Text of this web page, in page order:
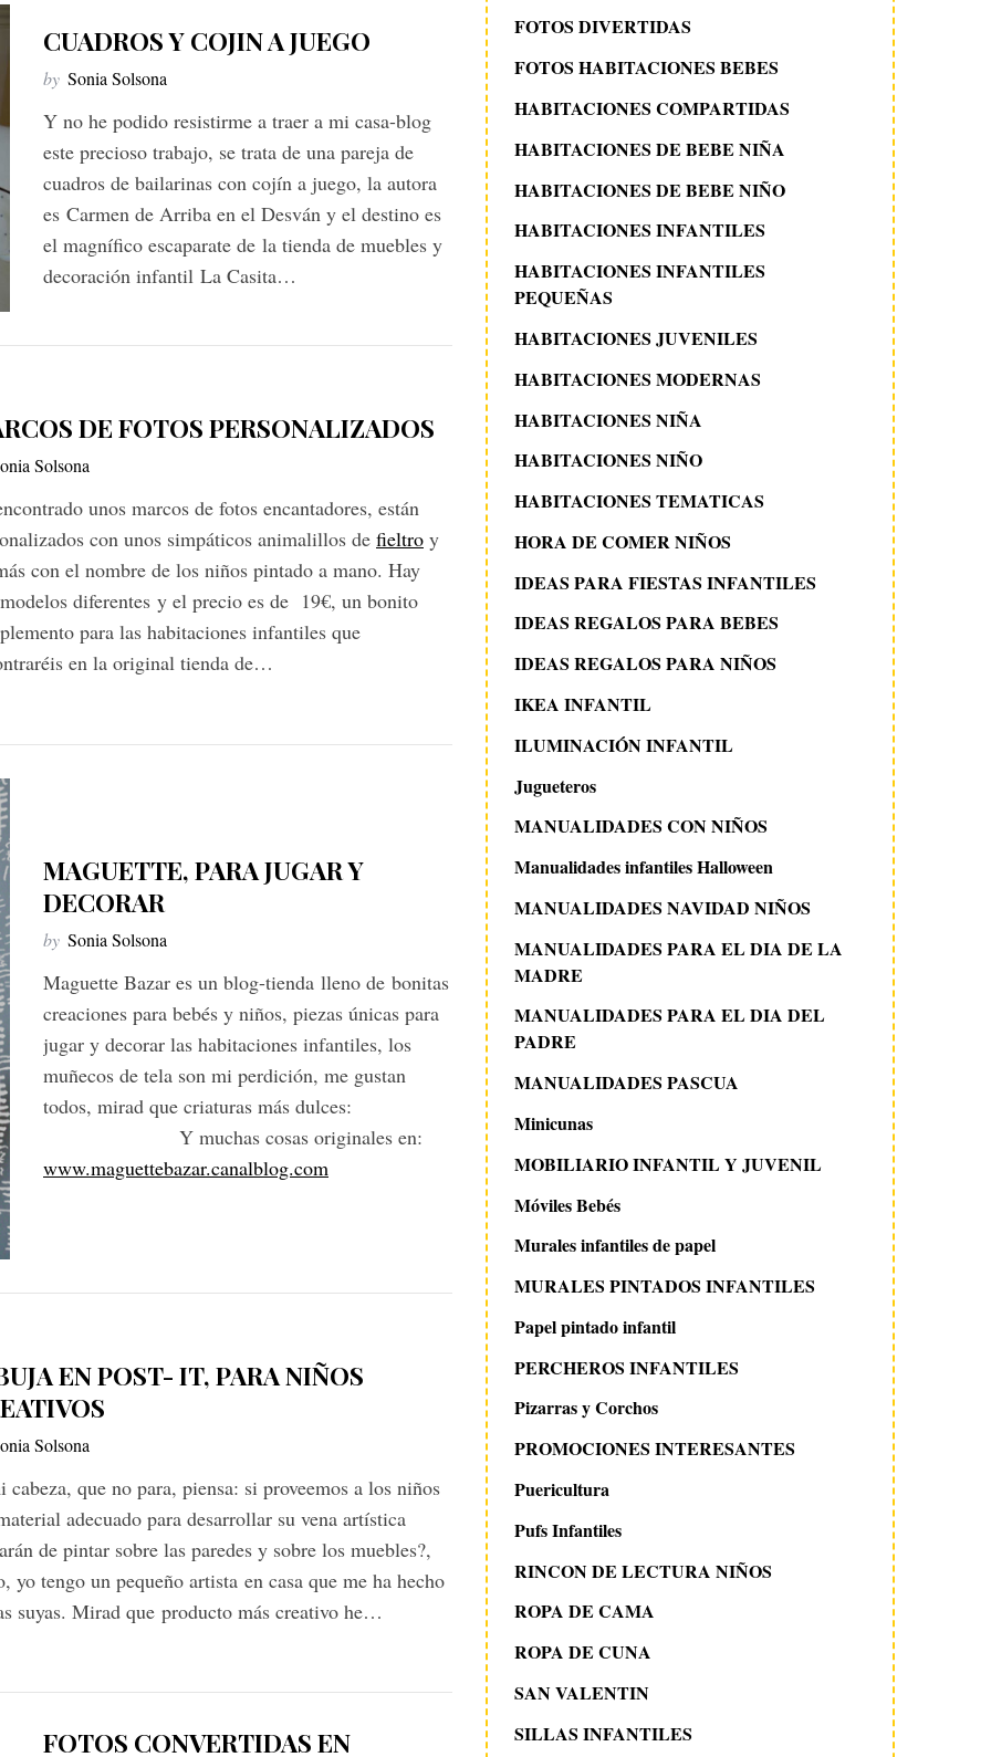
CUADROS Y COJIN A JUEGO
by Sonia Solsona
Y no he podido resistirme a traer a mi casa-blog
este precioso trabajo, se trata de una pareja de
cuadros de bailarinas con cojín a juego, la autora
es Carmen de Arriba en el Desván y el destino es
el magnífico escaparate de la tienda de muebles y
decoración infantil La Casita…
DE FOTOS PERSONALIZADOS
Solsona
unos marcos de fotos encantadores, están
con unos simpáticos animalillos de fieltro y
con el nombre de los niños pintado a mano. Hay
diferentes y el precio es de 19€, un bonito
para las habitaciones infantiles que
en la original tienda de…
MAGUETTE, PARA JUGAR Y
DECORAR
by Sonia Solsona
Maguette Bazar es un blog-tienda lleno de bonitas
creaciones para bebés y niños, piezas únicas para
jugar y decorar las habitaciones infantiles, los
muñecos de tela son mi perdición, me gustan
todos, mirad que criaturas más dulces:
Y muchas cosas originales en:
www.maguettebazar.canalblog.com
EN POST- IT, PARA NIÑOS
Solsona
cabeza, que no para, piensa: si proveemos a los niños
adecuado para desarrollar su vena artística
de pintar sobre las paredes y sobre los muebles?,
yo tengo un pequeño artista en casa que me ha hecho
suyas. Mirad que producto más creativo he…
FOTOS CONVERTIDAS EN
FOTOS DIVERTIDAS
FOTOS HABITACIONES BEBES
HABITACIONES COMPARTIDAS
HABITACIONES DE BEBE NIÑA
HABITACIONES DE BEBE NIÑO
HABITACIONES INFANTILES
HABITACIONES INFANTILES
PEQUEÑAS
HABITACIONES JUVENILES
HABITACIONES MODERNAS
HABITACIONES NIÑA
HABITACIONES NIÑO
HABITACIONES TEMATICAS
HORA DE COMER NIÑOS
IDEAS PARA FIESTAS INFANTILES
IDEAS REGALOS PARA BEBES
IDEAS REGALOS PARA NIÑOS
IKEA INFANTIL
ILUMINACIÓN INFANTIL
Jugueteros
MANUALIDADES CON NIÑOS
Manualidades infantiles Halloween
MANUALIDADES NAVIDAD NIÑOS
MANUALIDADES PARA EL DIA DE LA
MADRE
MANUALIDADES PARA EL DIA DEL
PADRE
MANUALIDADES PASCUA
Minicunas
MOBILIARIO INFANTIL Y JUVENIL
Móviles Bebés
Murales infantiles de papel
MURALES PINTADOS INFANTILES
Papel pintado infantil
PERCHEROS INFANTILES
Pizarras y Corchos
PROMOCIONES INTERESANTES
Puericultura
Pufs Infantiles
RINCON DE LECTURA NIÑOS
ROPA DE CAMA
ROPA DE CUNA
SAN VALENTIN
SILLAS INFANTILES